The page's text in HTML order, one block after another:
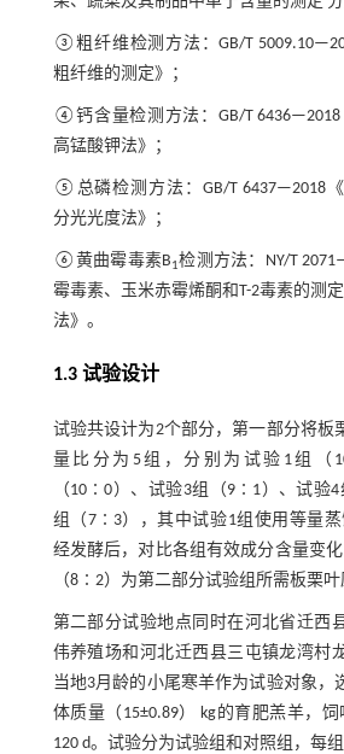
③粗纤维检测方法：GB/T
粗纤维的测定》；
④钙含量检测方法：GB/T
高锰酸钾法》；
⑤总磷检测方法：GB/T 6437—2018
分光光度法》；
⑥黄曲霉毒素B1检测方法：NY/T
霉毒素、玉米赤霉烯酮和T-2毒素的测
法》。
1.3 试验设计
试验共设计为2个部分，第一部分将板
量比分为5组，分别为试验1组（
（10∶0）、试验3组（9∶1）、试验
组（7∶3），其中试验1组使用等量蒸
经发酵后，对比各组有效成分含量变
（8∶2）为第二部分试验组所需板栗叶
第二部分试验地点同时在河北省迁西
伟养殖场和河北迁西县三屯镇龙湾村
当地3月龄的小尾寒羊作为试验对象，
体质量（15±0.89） kg的育肥羔羊，
120 d。试验分为试验组和对照组，每